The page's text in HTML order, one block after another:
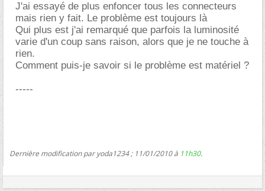
J'ai essayé de plus enfoncer tous les connecteurs
mais rien y fait. Le problème est toujours là
Qui plus est j'ai remarqué que parfois la luminosité
varie d'un coup sans raison, alors que je ne touche à
rien.
Comment puis-je savoir si le problème est matériel ?
-----
Dernière modification par yoda1234 ; 11/01/2010 à 11h30.